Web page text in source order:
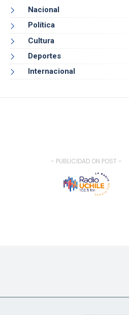
Nacional
Política
Cultura
Deportes
Internacional
- PUBLICIDAD ON POST -